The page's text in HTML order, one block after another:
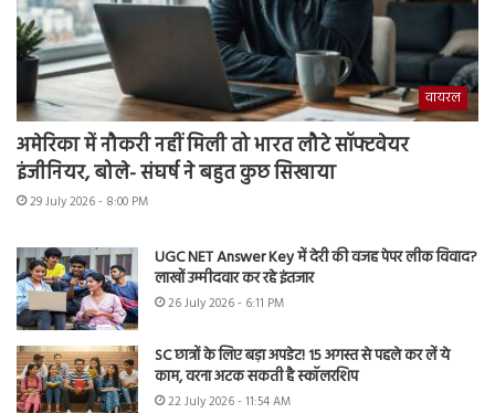
वायरल
अमेरिका में नौकरी नहीं मिली तो भारत लौटे सॉफ्टवेयर
इंजीनियर, बोले- संघर्ष ने बहुत कुछ सिखाया
29 July 2026 - 8:00 PM
UGC NET Answer Key में देरी की वजह पेपर लीक विवाद?
लाखों उम्मीदवार कर रहे इंतजार
26 July 2026 - 6:11 PM
SC छात्रों के लिए बड़ा अपडेट! 15 अगस्त से पहले कर लें ये
काम, वरना अटक सकती है स्कॉलरशिप
22 July 2026 - 11:54 AM